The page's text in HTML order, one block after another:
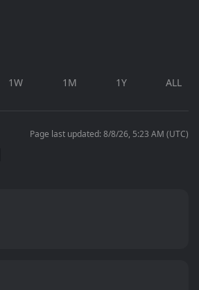
1W 1M 1Y ALL
Page last updated: 8/8/26, 5:23 AM (UTC)